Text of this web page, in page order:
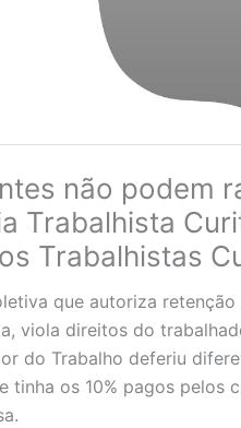
não podem
Trabalhista
Trabalhistas
que autoriza
viola direitos do
do Trabalho deferiu
tinha os 10% pagos